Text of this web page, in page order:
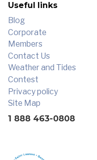
Useful links
Blog
Corporate
Members
Contact Us
Weather and Tides
Contest
Privacy policy
Site Map
1 888 463-0808